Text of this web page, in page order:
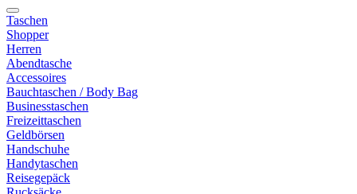
Taschen
Shopper
Herren
Abendtasche
Accessoires
Bauchtaschen / Body Bag
Businesstaschen
Freizeittaschen
Geldbörsen
Handschuhe
Handytaschen
Reisegepäck